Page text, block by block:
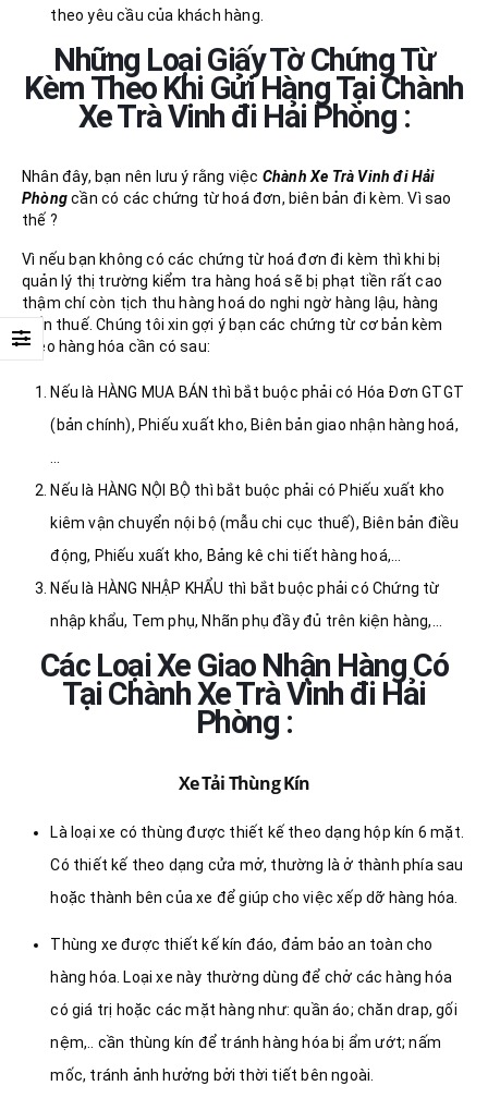
theo yêu cầu của khách hàng.
Những Loại Giấy Tờ Chứng Từ
Kèm Theo Khi Gửi Hàng Tại Chành
Xe Trà Vinh đi Hải Phòng :
Nhân đây, bạn nên lưu ý rằng việc Chành Xe Trà Vinh đi Hải
Phòngcần có các chứng từ hoá đơn, biên bản đi kèm. Vì sao
thế ?
Vì nếu bạn không có các chứng từ hoá đơn đi kèm thì khi bị
quản lý thị trường kiểm tra hàng hoá sẽ bị phạt tiền rất cao
thậm chí còn tịch thu hàng hoá do nghi ngờ hàng lậu, hàng
trốn thuế. Chúng tôi xin gợi ý bạn các chứng từ cơ bản kèm
theo hàng hóa cần có sau:
Nếu là HÀNG MUA BÁN thì bắt buộc phải có Hóa Đơn GTGT
(bản chính), Phiếu xuất kho, Biên bản giao nhận hàng hoá,
Nếu là HÀNG NỘI BỘ thì bắt buộc phải có Phiếu xuất kho
kiêm vận chuyển nội bộ (mẫu chi cục thuế), Biên bản điều
động, Phiếu xuất kho, Bảng kê chi tiết hàng hoá,…
Nếu là HÀNG NHẬP KHẨU thì bắt buộc phải có Chứng từ
nhập khẩu, Tem phụ, Nhãn phụ đầy đủ trên kiện hàng,…
Các Loại Xe Giao Nhận Hàng Có
Tại Chành Xe Trà Vinh đi Hải
Phòng :
Xe Tải Thùng Kín
Là loại xe có thùng được thiết kế theo dạng hộp kín 6 mặt.
Có thiết kế theo dạng cửa mở, thường là ở thành phía sau
hoặc thành bên của xe để giúp cho việc xếp dỡ hàng hóa.
Thùng xe được thiết kế kín đáo, đảm bảo an toàn cho
hàng hóa. Loại xe này thường dùng để chở các hàng hóa
có giá trị hoặc các mặt hàng như: quần áo; chăn drap, gối
nệm,.. cần thùng kín để tránh hàng hóa bị ẩm ướt; nấm
mốc, tránh ảnh hưởng bởi thời tiết bên ngoài.